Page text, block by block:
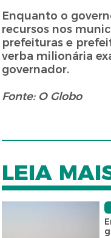
Enquanto o
recursos nos
prefeituras e
verba milionária
governador.
Fonte: O Globo
LEIA